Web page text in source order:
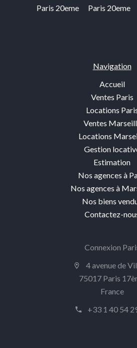
Paris 20eme
Paris 20eme
Navigation
Accueil
Ventes Paris
Locations
Ventes
Locations
Gestion
Estimation
Nos agences à
Nos agences à
Nos biens
Contactez-
Connexion
4 avenue de
75017 Paris
France
+33 1 40 54